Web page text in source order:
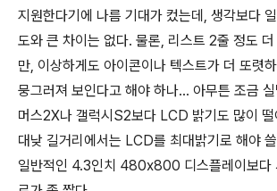
지원한다기에 나름 기대가 컸는데, 생각보다
도와 큰 차이는 없다. 물론, 리스트 2줄 정도 더
만, 이상하게도 아이콘이나 텍스트가 더 또렷
뭉그러져 보인다고 해야 하나... 아무튼 조금
머스2X나 갤럭시S2보다 LCD 밝기도 많이 떨
대낮 길거리에서는 LCD를 최대밝기로 해야
일반적인 4.3인치 480x800 디스플레이보다